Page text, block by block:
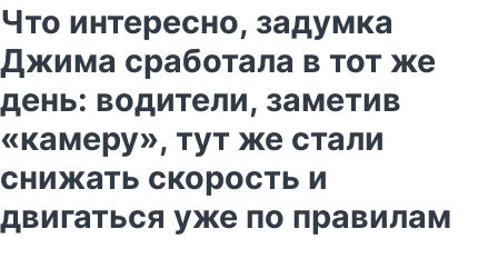
Что интересно, задумка
Джима сработала в тот же
день: водители, заметив
«камеру», тут же стали
снижать скорость и
двигаться уже по правилам